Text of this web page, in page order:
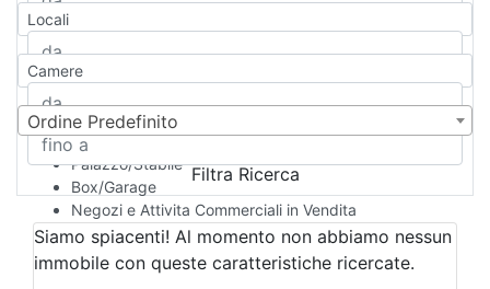
Rustico/Casale
Camera d'Albergo
Multiproprietà
Palazzo/Stabile
Box/Garage
Negozi e Attivita Commerciali in Vendita
Qualsiasi
Attività/Licenza Commerciale
Azienda Agricola
Locali
Camere
Ordine Predefinito
Filtra Ricerca
Siamo spiacenti! Al momento non abbiamo nessun
immobile con queste caratteristiche ricercate.